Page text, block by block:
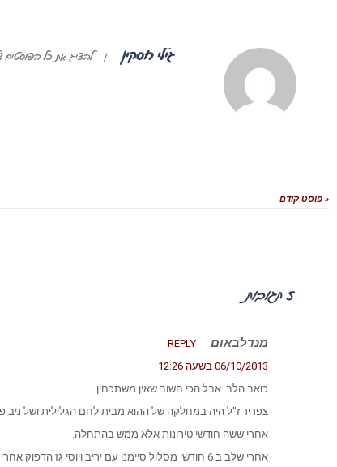
גילי חסקין | להציג את כל הפוסטים
« פוסט קודם
5 תגובות
מנדלבאום
REPLY
06/10/2013 בשעה 12:26
כואב הלב. אבל הכי חשוב שאין משתכחין.
צפריר ז"ל היה במחלקה של ההוא מבית לחם הגלילית ושל
אחרי ששה חודשי טירונות אלא ממש בהתחלה.
אחרי שלב ב 6 חודשי מסלול סיימנו עם יריב ויוסי גז הדפוק אחרי מסע מבית הספר למכ"ים בכרמיאל לתל-פאחר.